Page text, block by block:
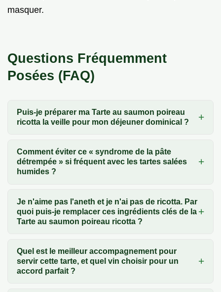
masquer.
Questions Fréquemment
Posées (FAQ)
Puis-je préparer ma Tarte au saumon poireau
ricotta la veille pour mon déjeuner dominical ?
Comment éviter ce « syndrome de la pâte
détrempée » si fréquent avec les tartes salées
humides ?
Je n'aime pas l'aneth et je n'ai pas de ricotta. Par
quoi puis-je remplacer ces ingrédients clés de la
Tarte au saumon poireau ricotta ?
Quel est le meilleur accompagnement pour
servir cette tarte, et quel vin choisir pour un
accord parfait ?